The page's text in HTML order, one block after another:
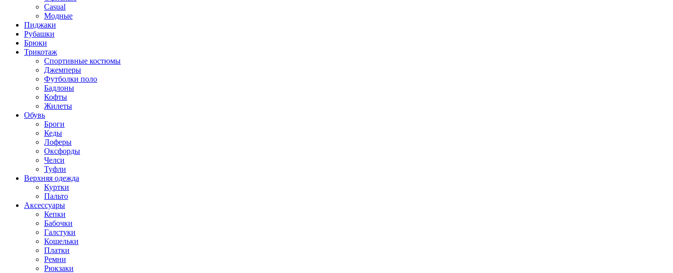
Casual
Модные
Пиджаки
Рубашки
Брюки
Трикотаж
Спортивные костюмы
Джемперы
Футболки поло
Бадлоны
Кофты
Жилеты
Обувь
Броги
Кеды
Лоферы
Оксфорды
Челси
Туфли
Верхняя одежда
Куртки
Пальто
Аксессуары
Кепки
Бабочки
Галстуки
Кошельки
Платки
Ремни
Рюкзаки